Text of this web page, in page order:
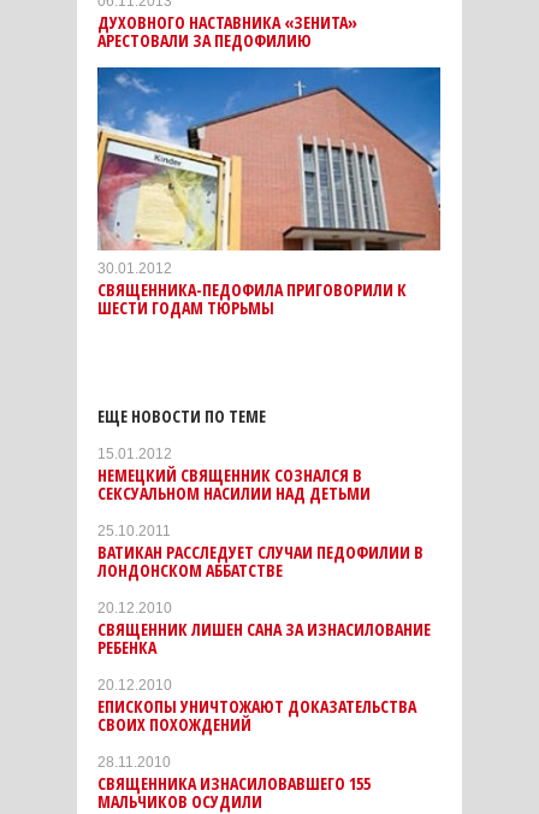
ДУХОВНОГО НАСТАВНИКА «ЗЕНИТА»
АРЕСТОВАЛИ ЗА ПЕДОФИЛИЮ
30.01.2012
CВЯЩЕННИКА-ПЕДОФИЛА ПРИГОВОРИЛИ К
ШЕСТИ ГОДАМ ТЮРЬМЫ
ЕЩЕ НОВОСТИ ПО ТЕМЕ
15.01.2012
НЕМЕЦКИЙ СВЯЩЕННИК СОЗНАЛСЯ В
СЕКСУАЛЬНОМ НАСИЛИИ НАД ДЕТЬМИ
25.10.2011
ВАТИКАН РАССЛЕДУЕТ СЛУЧАИ ПЕДОФИЛИИ В
ЛОНДОНСКОМ АББАТСТВЕ
20.12.2010
CВЯЩЕННИК ЛИШЕН САНА ЗА ИЗНАСИЛОВАНИЕ
РЕБЕНКА
20.12.2010
ЕПИСКОПЫ УНИЧТОЖАЮТ ДОКАЗАТЕЛЬСТВА
СВОИХ ПОХОЖДЕНИЙ
28.11.2010
СВЯЩЕННИКА ИЗНАСИЛОВАВШЕГО 155
МАЛЬЧИКОВ ОСУДИЛИ